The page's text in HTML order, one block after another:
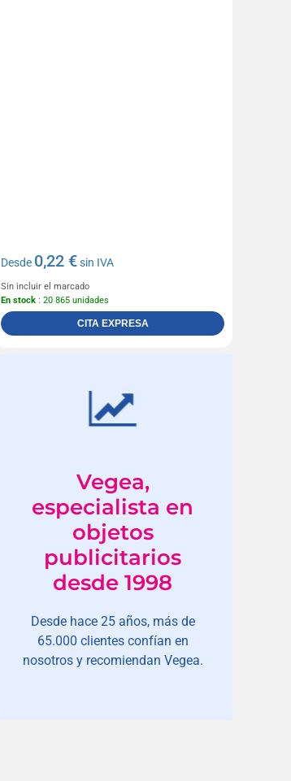
Desde 0,22 €sin IVA
Sin incluir el marcado
En stock : 20 865 unidades
CITA EXPRESA
Vegea,
especialista en
objetos
publicitarios
desde 1998
Desde hace 25 años, más de
65.000 clientes confían en
nosotros y recomiendan Vegea.